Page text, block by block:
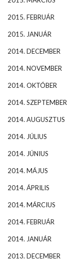
2015. FEBRUÁR
2015. JANUÁR
2014. DECEMBER
2014. NOVEMBER
2014. OKTÓBER
2014. SZEPTEMBER
2014. AUGUSZTUS
2014. JÚLIUS
2014. JÚNIUS
2014. MÁJUS
2014. ÁPRILIS
2014. MÁRCIUS
2014. FEBRUÁR
2014. JANUÁR
2013. DECEMBER